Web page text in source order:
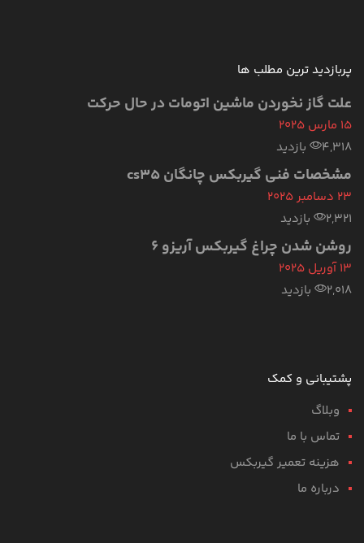
پربازدید ترین مطلب ها
علت گاز نخوردن ماشین اتومات در حال حرکت
15 مارس 2025
4,318 بازدید
مشخصات فنی گیربکس چانگان cs35
23 دسامبر 2025
2,321 بازدید
روشن شدن چراغ گیربکس آریزو ۶
13 آوریل 2025
2,018 بازدید
پشتیبانی و کمک
وبلاگ
تماس با ما
هزینه تعمیر گیربکس
درباره ما